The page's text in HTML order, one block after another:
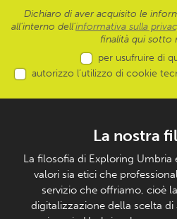
Dichiaro di aver acquisito le
all’interno dell'informativa sulla
finalità qui sotto
per usufruire di
autorizzo l’utilizzo di cookie
La nostra
La filosofia di Exploring Umbria
valori sia etici che
servizio che offriamo, cioè
digitalizzazione della scelta di